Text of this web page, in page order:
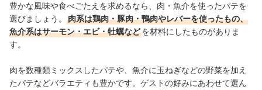
豊かな風味や食べごたえを求めるなら、肉・魚介を使ったパテを
選びましょう。
肉系は鶏肉・豚肉・鴨肉やレバーを使ったもの、
魚介系はサーモン・エビ・牡蠣などを材料にしたものがありま
す。
肉を数種類ミックスしたパテや、魚介に玉ねぎなどの野菜を加え
たパテなどバラエティも豊かです。ゲストの好みにあわせて選ん